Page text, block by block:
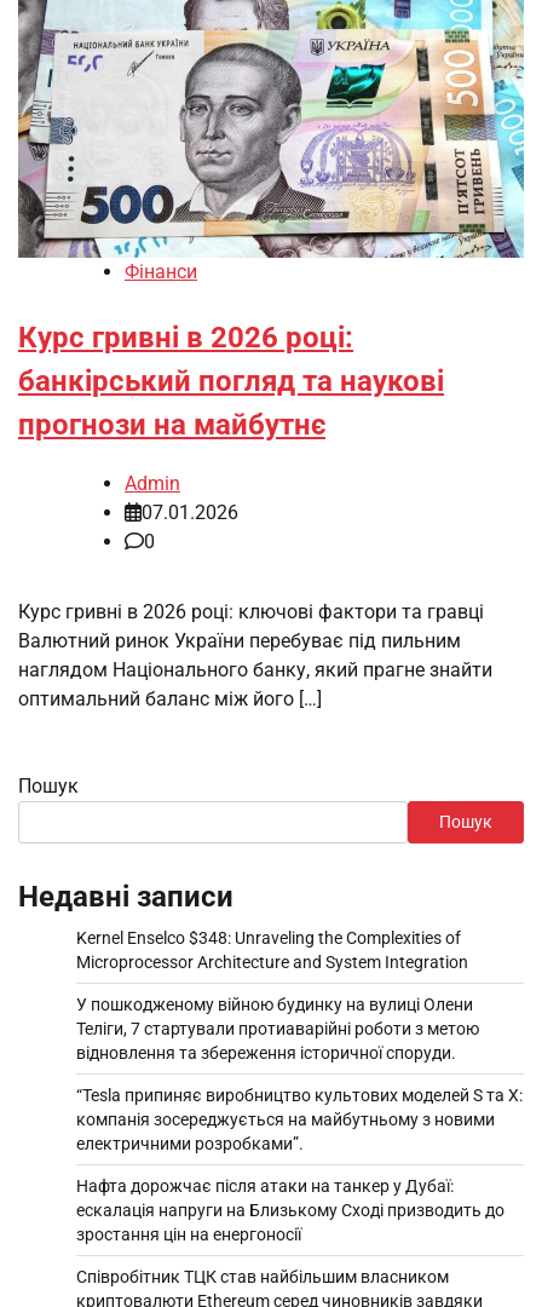
Фінанси
Курс гривні в 2026 році:
банкірський погляд та наукові
прогнози на майбутнє
Admin
07.01.2026
0
Курс гривні в 2026 році: ключові фактори та гравці
Валютний ринок України перебуває під пильним
наглядом Національного банку, який прагне знайти
оптимальний баланс між його […]
Пошук
Пошук
Недавні записи
Kernel Enselco $348: Unraveling the Complexities of
Microprocessor Architecture and System Integration
У пошкодженому війною будинку на вулиці Олени
Теліги, 7 стартували протиаварійні роботи з метою
відновлення та збереження історичної споруди.
“Tesla припиняє виробництво культових моделей S та X:
компанія зосереджується на майбутньому з новими
електричними розробками”.
Нафта дорожчає після атаки на танкер у Дубаї:
ескалація напруги на Близькому Сході призводить до
зростання цін на енергоносії
Співробітник ТЦК став найбільшим власником
криптовалюти Ethereum серед чиновників завдяки